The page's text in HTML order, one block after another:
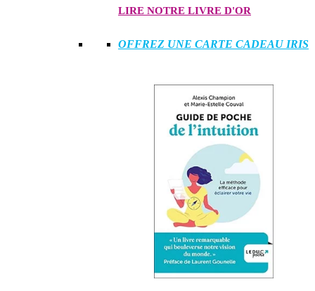
LIRE NOTRE LIVRE D'OR
OFFREZ UNE CARTE CADEAU IRIS